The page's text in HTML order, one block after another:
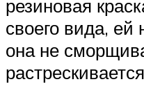
резиновая
своего вида, ей
она не